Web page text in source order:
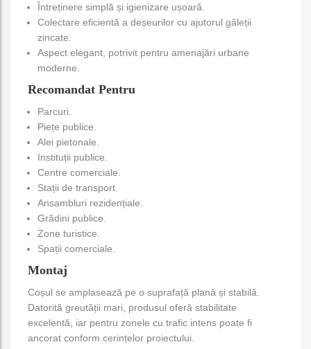
Întreținere simplă și igienizare ușoară.
Colectare eficientă a deșeurilor cu ajutorul găleții
zincate.
Aspect elegant, potrivit pentru amenajări urbane
moderne.
Recomandat Pentru
Parcuri.
Piețe publice.
Alei pietonale.
Instituții publice.
Centre comerciale.
Stații de transport.
Ansambluri rezidențiale.
Grădini publice.
Zone turistice.
Spații comerciale.
Montaj
Coșul se amplasează pe o suprafață plană și stabilă.
Datorită greutății mari, produsul oferă stabilitate
excelentă, iar pentru zonele cu trafic intens poate fi
ancorat conform cerințelor proiectului.